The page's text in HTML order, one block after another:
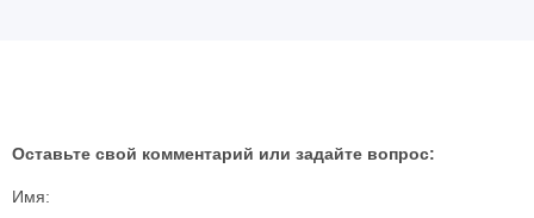
Оставьте свой комментарий или задайте вопрос:
Имя: